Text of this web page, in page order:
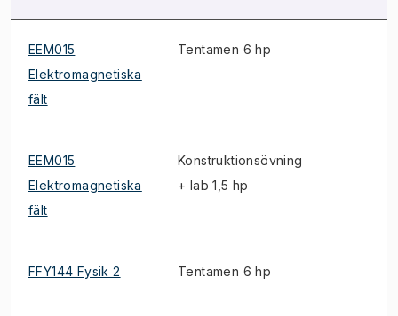
EEM015
Elektromagnetiska
fält
Tentamen 6 hp
EEM015
Elektromagnetiska
fält
Konstruktionsövning
+ lab 1,5 hp
FFY144 Fysik 2 Tentamen 6 hp